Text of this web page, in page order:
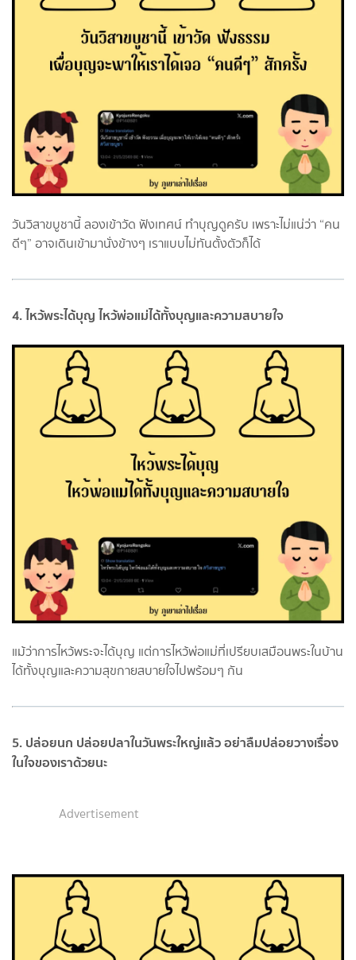
วันวิสาขบูชานี้ ลองเข้าวัด ฟังเทศน์ ทำบุญดูครับ เพราะไม่แน่ว่า “คน
ดีๆ” อาจเดินเข้ามานั่งข้างๆ เราแบบไม่ทันตั้งตัวก็ได้
4. ไหว้พระได้บุญ ไหว้พ่อแม่ได้ทั้งบุญและความสบายใจ
แม้ว่าการไหว้พระจะได้บุญ แต่การไหว้พ่อแม่ที่เปรียบเสมือนพระในบ้าน
ได้ทั้งบุญและความสุขกายสบายใจไปพร้อมๆ กัน
5. ปล่อยนก ปล่อยปลาในวันพระใหญ่แล้ว อย่าลืมปล่อยวางเรื่อง
ในใจของเราด้วยนะ
Advertisement